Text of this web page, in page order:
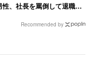
、社長を罵倒して退職
Recommended by